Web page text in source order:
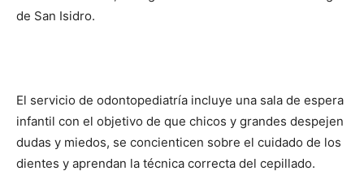
de San Isidro.
El servicio de odontopediatría incluye una sala de espera
infantil con el objetivo de que chicos y grandes despejen
dudas y miedos, se concienticen sobre el cuidado de los
dientes y aprendan la técnica correcta del cepillado.